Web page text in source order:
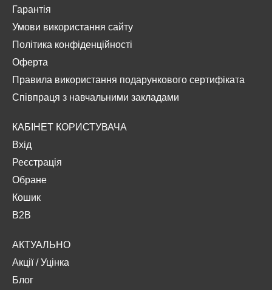
Гарантія
Умови використання сайту
Політика конфіденційності
Оферта
Правила використання подарункового сертифіката
Співпраця з навчальними закладами
КАБІНЕТ КОРИСТУВАЧА
Вхід
Реєстрація
Обране
Кошик
B2B
АКТУАЛЬНО
Акції/Уцінка
Блог